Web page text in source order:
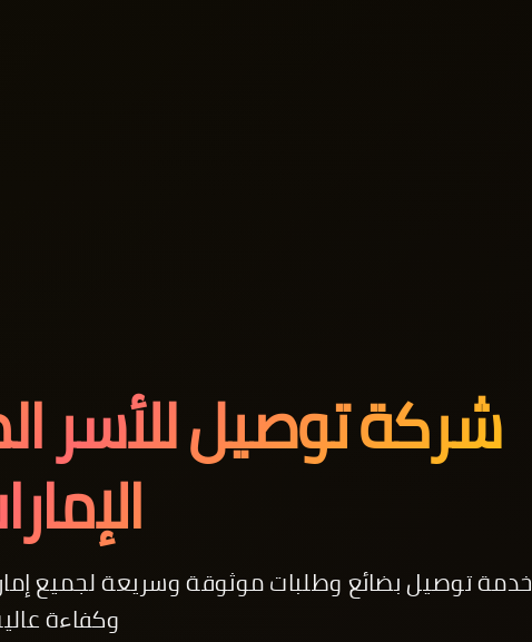
شركة توصيل للأسر
خدمة توصيل بضائع وطلبات موثوقة وسريعة لجميع
وكفاءة